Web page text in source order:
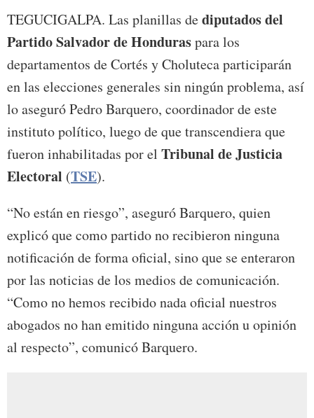
TEGUCIGALPA. Las planillas dediputados del
Partido Salvador de Honduraspara los
departamentos de Cortés y Choluteca participarán
en las elecciones generales sin ningún problema, así
lo aseguró Pedro Barquero, coordinador de este
instituto político, luego de que transcendiera que
fueron inhabilitadas por el Tribunal de Justicia
Electoral (TSE).
“No están en riesgo”, aseguró Barquero, quien
explicó que como partido no recibieron ninguna
notificación de forma oficial, sino que se enteraron
por las noticias de los medios de comunicación.
“Como no hemos recibido nada oficial nuestros
abogados no han emitido ninguna acción u opinión
al respecto”, comunicó Barquero.